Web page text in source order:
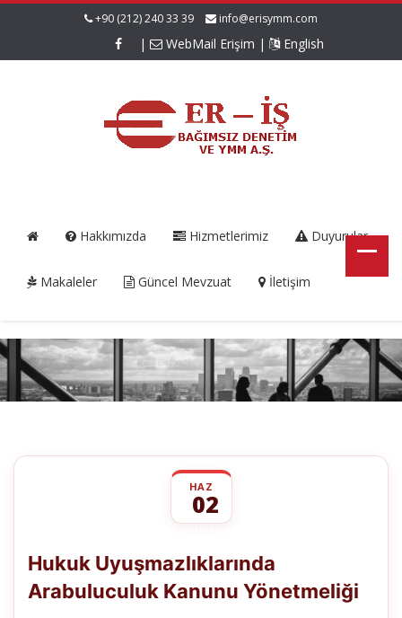
+90 (212) 240 33 39 info@erisymm.com
| WebMail Erişim | English
Hakkımızda Hizmetlerimiz Duyurular
Makaleler Güncel Mevzuat İletişim
HAZ
02
Arabuluculuk
Yönetmeliği
Hukuk Uyuşmazlıklarında
Arabuluculuk Kanunu Yönetmeliği